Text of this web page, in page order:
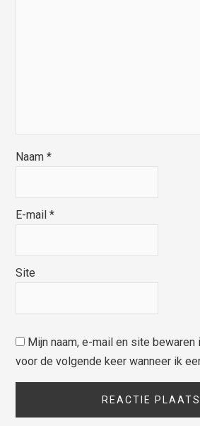
Naam*
E-mail*
Site
Mijn naam, e-mail en site
voor de volgende keer wanneer ik